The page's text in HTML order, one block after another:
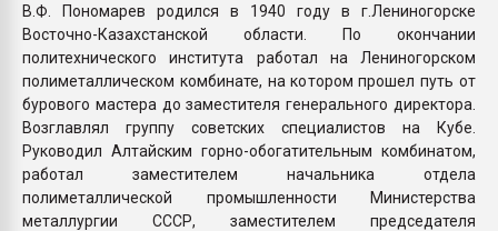
В.Ф. Пономарев родился в 1940 году в г.Лениногорске
Восточно-Казахстанской области. По окончании
политехнического института работал на Лениногорском
полиметаллическом комбинате, на котором прошел путь от
бурового мастера до заместителя генерального директора.
Возглавлял группу советских специалистов на Кубе.
Руководил Алтайским горно-обогатительным комбинатом,
работал заместителем начальника отдела
полиметаллической промышленности Министерства
металлургии СССР, заместителем председателя